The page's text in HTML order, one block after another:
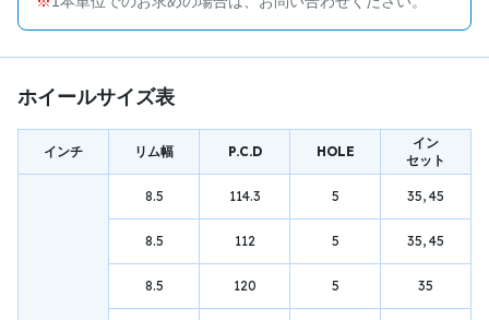
ホイールサイズ表
インチ リム幅 P.C.D HOLE
イン
セット
8.5 114.3 5 35, 45
8.5 112 5 35, 45
8.5 120 5 35